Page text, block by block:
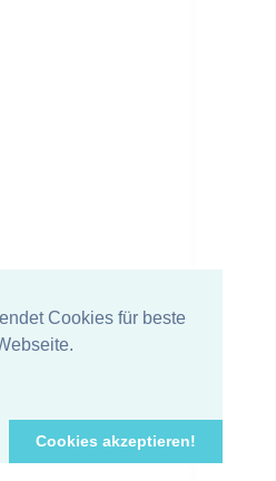
Cookies für beste
Cookies akzeptieren!